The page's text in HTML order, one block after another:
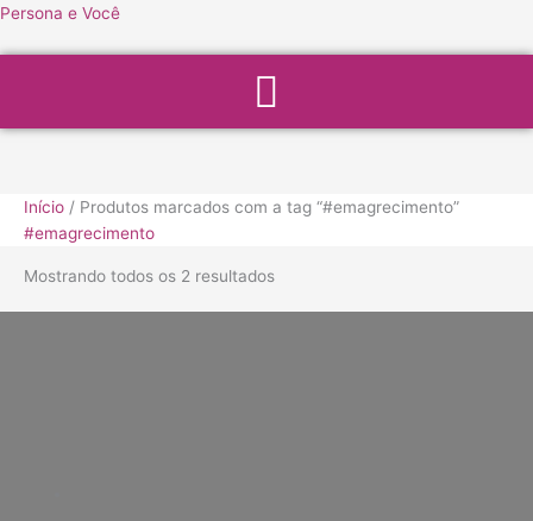
Ir
Persona e Você
Início / Produtos marcados com a tag “#emagrecimento”
#emagrecimento
Mostrando todos os 2 resultados